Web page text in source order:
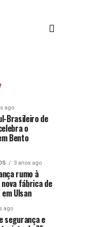
ago
Brasileiro de
o
Bento
3 anos ago
rumo à
fábrica de
Ulsan
ago
segurança e